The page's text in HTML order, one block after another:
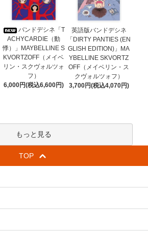
バンドデシネ「T
ACHYCARDIE（動
悸）」MAYBELLINE S
KVORTZOFF（メイベ
リン・スクヴォルツォ
フ）
6,000円(税込6,600円)
英語版バンドデシネ
「DIRTY PANTIES (EN
GLISH EDITION)」MA
YBELLINE SKVORTZ
OFF（メイベリン・ス
クヴォルツォフ）
3,700円(税込4,070円)
もっと見る
TOP